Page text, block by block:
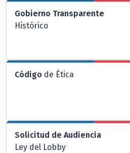
Gobierno Transparente
Histórico
Código de Ética
Solicitud de Audiencia
Ley del Lobby